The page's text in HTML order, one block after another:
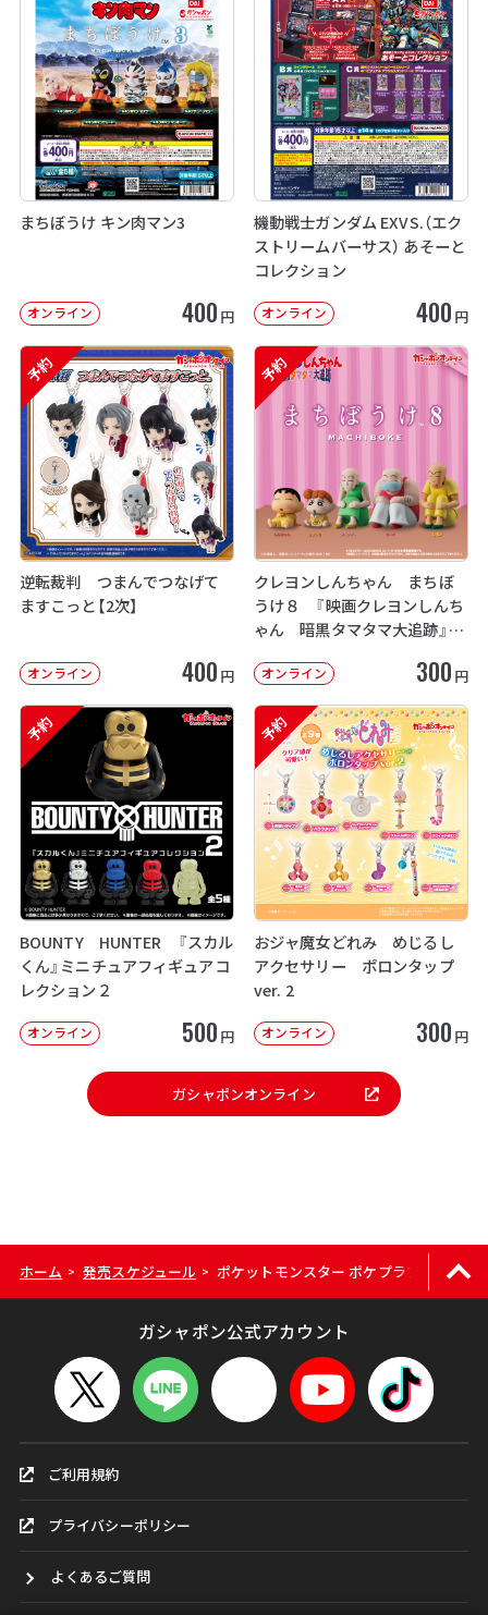
まちぼうけ キン肉マン3
オンライン 400 円
機動戦士ガンダム EXVS.（エク
ストリームバーサス） あそーと
コレクション
オンライン 400 円
予約
逆転裁判 つまんでつなげて
ますこっと【2次】
オンライン 400 円
予約
クレヨンしんちゃん まちぼ
うけ８ 『映画クレヨンしんち
ゃん 暗黒タマタマ大追跡』【2
オンライン 300 円
予約
BOUNTY HUNTER 『スカル
くん』ミニチュアフィギュアコ
レクション２
オンライン 500 円
予約
おジャ魔女どれみ めじるし
アクセサリー ポロンタップ
ver. 2
オンライン 300 円
ガシャポンオンライン
ホーム > 発売スケジュール > ポケットモンスター ポケプラブリスター
ガシャポン公式アカウント
ご利用規約
プライバシーポリシー
よくあるご質問